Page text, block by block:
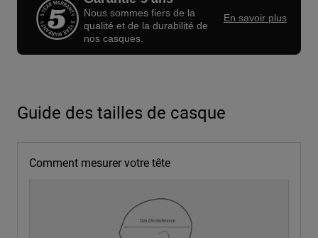
Nous sommes fiers de la
qualité et de la durabilité de
nos casques.
En savoir plus
Guide des tailles de casque
Comment mesurer votre tête